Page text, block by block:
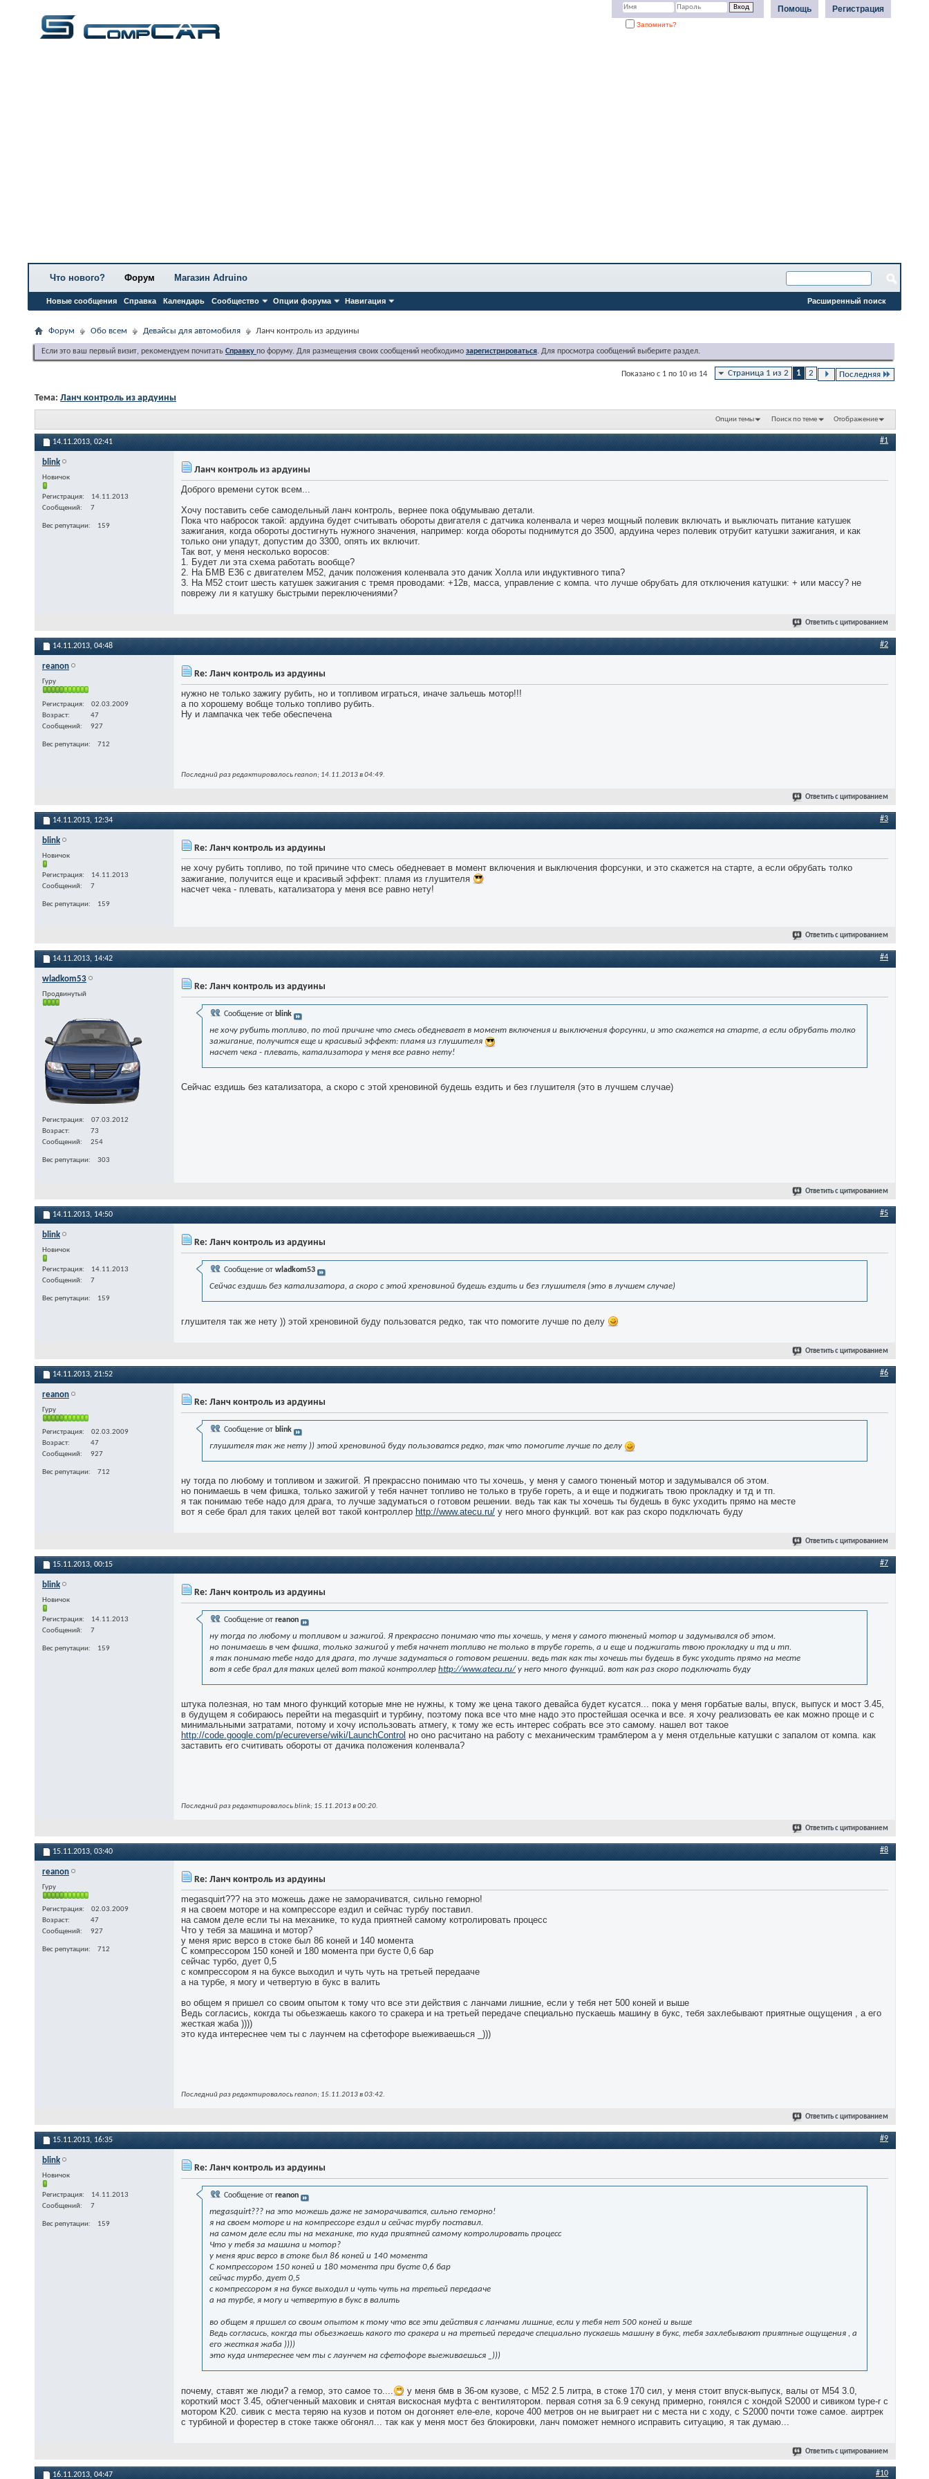
Регистрация
Помощь
Запомнить?
Что нового? Форум
Новые сообщения Справка Календарь Сообщество Опции форума Навигация
Магазин Adruino
Расширенный поиск
Форум Обо всем Девайсы для автомобиля Ланч контроль из ардуины
Если это ваш первый визит, рекомендуем почитать Справку по форуму. Для размещения своих сообщений необходимо зарегистрироваться. Для просмотра сообщений выберите раздел.
Страница 1 из 2 1 2 Последняя
Показано с 1 по 10 из 14
Тема: Ланч контроль из ардуины
Опции темы Поиск по теме Отображение
14.11.2013, 02:41 #1
blink
Новичок
Регистрация
14.11.2013
Сообщений
7
Вес репутации 159
Ланч контроль из ардуины
Доброго времени суток всем...
Хочу поставить себе самодельный ланч контроль, вернее пока обдумываю детали.
Пока что набросок такой: ардуина будет считывать обороты двигателя с датчика коленвала и через мощный полевик включать и выключать питание катушек
зажигания, когда обороты достигнуть нужного значения, например: когда обороты поднимутся до 3500, ардуина через полевик отрубит катушки зажигания, и как
только они упадут, допустим до 3300, опять их включит.
Так вот, у меня несколько воросов:
1. Будет ли эта схема работать вообще?
2. На БМВ Е36 с двигателем М52, дачик положения коленвала это дачик Холла или индуктивного типа?
3. На М52 стоит шесть катушек зажигания с тремя проводами: +12в, масса, управление с компа. что лучше обрубать для отключения катушки: + или массу? не
поврежу ли я катушку быстрыми переключениями?
Ответить с цитированием
14.11.2013, 04:48 #2
reanon
Гуру
Регистрация
02.03.2009
Возраст
47
Сообщений
927
Вес репутации 712
Re: Ланч контроль из ардуины
нужно не только зажигу рубить, но и топливом играться, иначе зальешь мотор!!!
а по хорошему вобще только топливо рубить.
Ну и лампачка чек тебе обеспечена
Последний раз редактировалось reanon; 14.11.2013 в04:49.
Ответить с цитированием
14.11.2013, 12:34 #3
blink
Новичок
Регистрация
14.11.2013
Сообщений
7
Вес репутации 159
Re: Ланч контроль из ардуины
не хочу рубить топливо, по той причине что смесь обедневает в момент включения и выключения форсунки, и это скажется на старте, а если обрубать толко
зажигание, получится еще и красивый эффект: пламя из глушителя
насчет чека - плевать, катализатора у меня все равно нету!
Ответить с цитированием
14.11.2013, 14:42 #4
wladkom53
Продвинутый
Регистрация
07.03.2012
Возраст
73
Сообщений
254
Вес репутации 303
Re: Ланч контроль из ардуины
Сообщение от blink
не хочу рубить топливо, по той причине что смесь обедневает в момент включения и выключения форсунки, и это скажется на старте, а если обрубать толко
зажигание, получится еще и красивый эффект: пламя из глушителя
насчет чека - плевать, катализатора у меня все равно нету!
Сейчас ездишь без катализатора, а скоро с этой хреновиной будешь ездить и без глушителя (это в лучшем случае)
Ответить с цитированием
14.11.2013, 14:50 #5
blink
Новичок
Регистрация
14.11.2013
Сообщений
7
Вес репутации 159
Re: Ланч контроль из ардуины
Сообщение от wladkom53
Сейчас ездишь без катализатора, а скоро с этой хреновиной будешь ездить и без глушителя (это в лучшем случае)
глушителя так же нету )) этой хреновиной буду пользоватся редко, так что помогите лучше по делу
Ответить с цитированием
14.11.2013, 21:52 #6
reanon
Гуру
Регистрация
02.03.2009
Возраст
47
Сообщений
927
Вес репутации 712
Re: Ланч контроль из ардуины
Сообщение от blink
глушителя так же нету )) этой хреновиной буду пользоватся редко, так что помогите лучше по делу
ну тогда по любому и топливом и зажигой. Я прекрассно понимаю что ты хочешь, у меня у самого тюненый мотор и задумывался об этом.
но понимаешь в чем фишка, только зажигой у тебя начнет топливо не только в трубе гореть, а и еще и поджигать твою прокладку и тд и тп.
я так понимаю тебе надо для драга, то лучше задуматься о готовом решении. ведь так как ты хочешь ты будешь в букс уходить прямо на месте
вот я себе брал для таких целей вот такой контроллер http://www.atecu.ru/ у него много функций. вот как раз скоро подключать буду
Ответить с цитированием
15.11.2013, 00:15 #7
blink
Новичок
Регистрация
14.11.2013
Сообщений
7
Вес репутации 159
Re: Ланч контроль из ардуины
Сообщение от reanon
ну тогда по любому и топливом и зажигой. Я прекрассно понимаю что ты хочешь, у меня у самого тюненый мотор и задумывался об этом.
но понимаешь в чем фишка, только зажигой у тебя начнет топливо не только в трубе гореть, а и еще и поджигать твою прокладку и тд и тп.
я так понимаю тебе надо для драга, то лучше задуматься о готовом решении. ведь так как ты хочешь ты будешь в букс уходить прямо на месте
вот я себе брал для таких целей вот такой контроллер http://www.atecu.ru/у него много функций. вот как раз скоро подключать буду
штука полезная, но там много функций которые мне не нужны, к тому же цена такого девайса будет кусатся... пока у меня горбатые валы, впуск, выпуск и мост 3.45,
в будущем я собираюсь перейти на megasquirt и турбину, поэтому пока все что мне надо это простейшая осечка и все. я хочу реализовать ее как можно проще и с
минимальными затратами, потому и хочу использовать атмегу, к тому же есть интерес собрать все это самому. нашел вот такое
http://code.google.com/p/ecureverse/wiki/LaunchControl но оно расчитано на работу с механическим трамблером а у меня отдельные катушки с запалом от компа. как
заставить его считивать обороты от дачика положения коленвала?
Последний раз редактировалось blink; 15.11.2013 в00:20.
Ответить с цитированием
15.11.2013, 03:40 #8
reanon
Гуру
Регистрация
02.03.2009
Возраст
47
Сообщений
927
Вес репутации 712
Re: Ланч контроль из ардуины
megasquirt??? на это можешь даже не заморачиватся, сильно геморно!
я на своем моторе и на компрессоре ездил и сейчас турбу поставил.
на самом деле если ты на механике, то куда приятней самому котролировать процесс
Что у тебя за машина и мотор?
у меня ярис версо в стоке был 86 коней и 140 момента
С компрессором 150 коней и 180 момента при бусте 0,6 бар
сейчас турбо, дует 0,5
с компрессором я на буксе выходил и чуть чуть на третьей передааче
а на турбе, я могу и четвертую в букс в валить
во общем я пришел со своим опытом к тому что все эти действия с ланчами лишние, если у тебя нет 500 коней и выше
Ведь согласись, кокгда ты обьезжаешь какого то сракера и на третьей передаче специально пускаешь машину в букс, тебя захлебывают приятные ощущения , а его
жесткая жаба ))))
это куда интереснее чем ты с лаунчем на сфетофоре выеживаешься _)))
Последний раз редактировалось reanon; 15.11.2013 в03:42.
Ответить с цитированием
15.11.2013, 16:35 #9
blink
Новичок
Регистрация
14.11.2013
Сообщений
7
Вес репутации 159
Re: Ланч контроль из ардуины
Сообщение от reanon
megasquirt??? на это можешь даже не заморачиватся, сильно геморно!
я на своем моторе и на компрессоре ездил и сейчас турбу поставил.
на самом деле если ты на механике, то куда приятней самому котролировать процесс
Что у тебя за машина и мотор?
у меня ярис версо в стоке был 86 коней и 140 момента
С компрессором 150 коней и 180 момента при бусте 0,6 бар
сейчас турбо, дует 0,5
с компрессором я на буксе выходил и чуть чуть на третьей передааче
а на турбе, я могу и четвертую в букс в валить
во общем я пришел со своим опытом к тому что все эти действия с ланчами лишние, если у тебя нет 500 коней и выше
Ведь согласись, кокгда ты обьезжаешь какого то сракера и на третьей передаче специально пускаешь машину в букс, тебя захлебывают приятные ощущения , а
его жесткая жаба ))))
это куда интереснее чем ты с лаунчем на сфетофоре выеживаешься _)))
почему, ставят же люди? а гемор, это самое то....
у меня бмв в 36-ом кузове, с М52 2.5 литра, в стоке 170 сил, у меня стоит впуск-выпуск, валы от М54 3.0,
короткий мост 3.45, облегченный маховик и снятая вискосная муфта с вентилятором. первая сотня за 6.9 секунд примерно, гонялся с хондой S2000 и сивиком type-r c
мотором K20. сивик с места теряю на кузов и потом он догоняет еле-еле, короче 400 метров он не выиграет ни с места ни с ходу, с S2000 почти тоже самое. аиртрек
с турбиной и форестер в стоке также обгонял... так как у меня мост без блокировки, ланч поможет немного исправить ситуацию, я так думаю...
Ответить с цитированием
16.11.2013, 04:47 #10